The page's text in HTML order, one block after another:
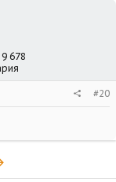
9 678
#20